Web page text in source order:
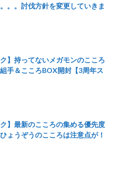
。。討伐方針を変更していきま
ク】持ってないメガモンのこころ
手＆こころBOX開封【3周年ス
ク】最新のこころの集める優先度
ょうぞうのこころは注意点が！